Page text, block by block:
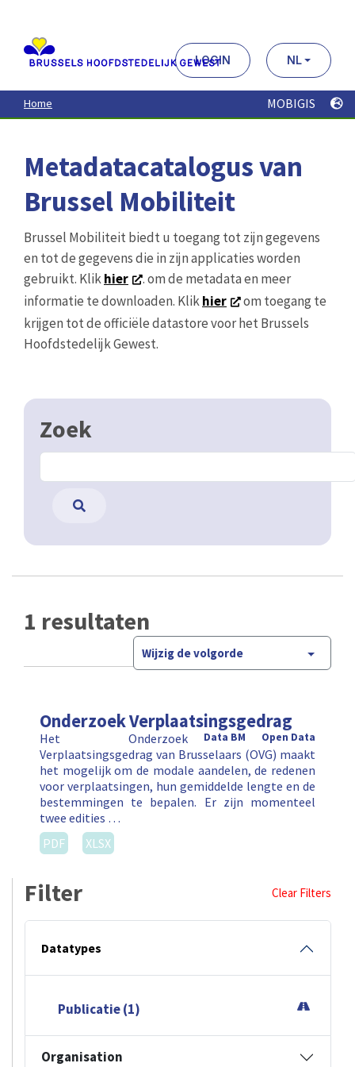
contenu
principal
LOGIN NL
Home MOBIGIS
Metadatacatalogus van
Brussel Mobiliteit
Brussel Mobiliteit biedt u toegang tot zijn gegevens
en tot de gegevens die in zijn applicaties worden
gebruikt. Klikhier
. om de metadata en meer
informatie te downloaden. Klikhier
om toegang te
krijgen tot de officiële datastore voor het Brussels
Hoofdstedelijk Gewest.
Zoek
1 resultaten
Wijzig de volgorde
Onderzoek Verplaatsingsgedrag
Open Data
Data BM
Het Onderzoek
Verplaatsingsgedrag van Brusselaars (OVG) maakt
het mogelijk om de modale aandelen, de redenen
voor verplaatsingen, hun gemiddelde lengte en de
bestemmingen te bepalen. Er zijn momenteel
twee edities …
PDF
XLSX
Filter Clear Filters
Datatypes
Publicatie (1)
Organisation